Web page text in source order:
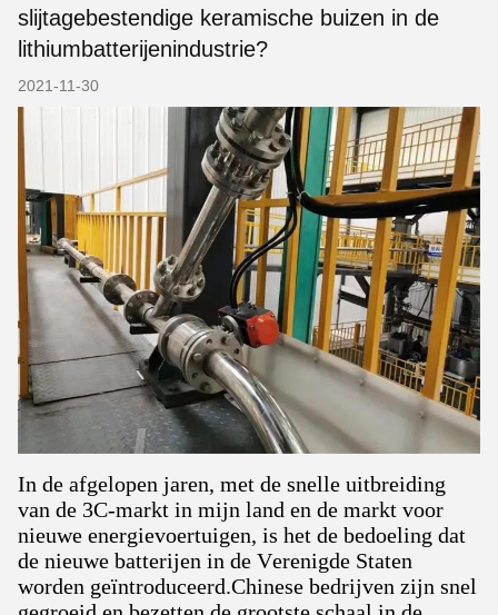
slijtagebestendige keramische buizen in de
lithiumbatterijenindustrie?
2021-11-30
In de afgelopen jaren, met de snelle uitbreiding
van de 3C-markt in mijn land en de markt voor
nieuwe energievoertuigen, is het de bedoeling dat
de nieuwe batterijen in de Verenigde Staten
worden geïntroduceerd.Chinese bedrijven zijn snel